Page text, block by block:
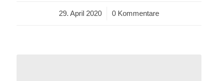
29. April 2020
/ 0 Kommentare